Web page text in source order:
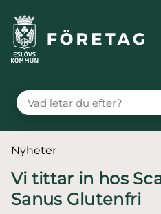
till innehåll
huvudmeny
VAD LETAR DU EFTER?
Du är här:
Nyheter
Vi tittar in hos
Sanus Glutenfri